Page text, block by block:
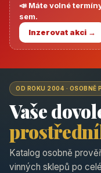
📣 Máte volné
sem.
Inzerovat akci →
OD ROKU 2004 · OSOBNĚ
Vaše
Katalog osobně
vinných sklepů po